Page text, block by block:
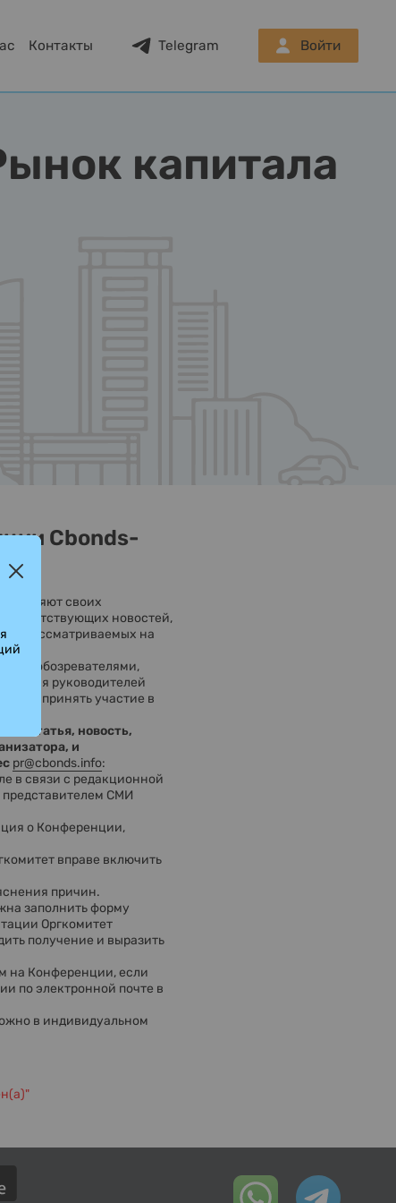
Контакты Telegram Войти
капитала
Cbonds-
своих
новостей,
рассматриваемых на
обозревателями,
руководителей
принять участие в
статья, новость,
и
pr@cbonds.info:
в связи с редакционной
представителем СМИ
о Конференции,
вправе включить
причин.
заполнить форму
Оргкомитет
получение и выразить
на Конференции, если
по электронной почте в
в индивидуальном